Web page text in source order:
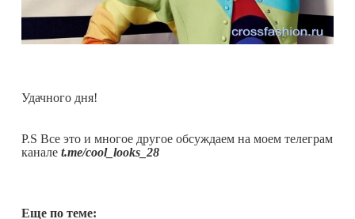
Удачного дня!
P.S Все это и многое другое обсуждаем на моем телеграм
канале t.me/cool_looks_28
Еще по теме: